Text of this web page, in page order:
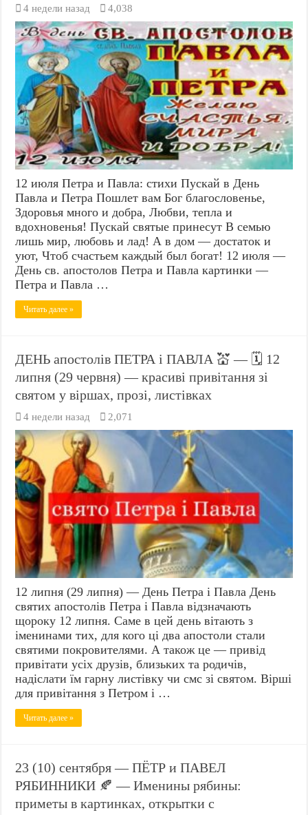
4 недели назад 4,038
12 июля Петра и Павла: стихи Пускай в День
Павла и Петра Пошлет вам Бог благословенье,
Здоровья много и добра, Любви, тепла и
вдохновенья! Пускай святые принесут В семью
лишь мир, любовь и лад! А в дом — достаток и
уют, Чтоб счастьем каждый был богат! 12 июля —
День св. апостолов Петра и Павла картинки —
Петра и Павла …
Читать далее »
ДЕНЬ апостолів ПЕТРА і ПАВЛА 💒 — 🗓️ 12
липня (29 червня) — красиві привітання зі
святом у віршах, прозі, листівках
4 недели назад 2,071
12 липня (29 липня) — День Петра і Павла День
святих апостолів Петра і Павла відзначають
щороку 12 липня. Саме в цей день вітають з
іменинами тих, для кого ці два апостоли стали
святими покровителями. А також це — привід
привітати усіх друзів, близьких та родичів,
надіслати їм гарну листівку чи смс зі святом. Вірші
для привітання з Петром і …
Читать далее »
23 (10) сентября — ПЁТР и ПАВЕЛ
РЯБИННИКИ 🍂 — Именины рябины:
приметы в картинках, открытки с